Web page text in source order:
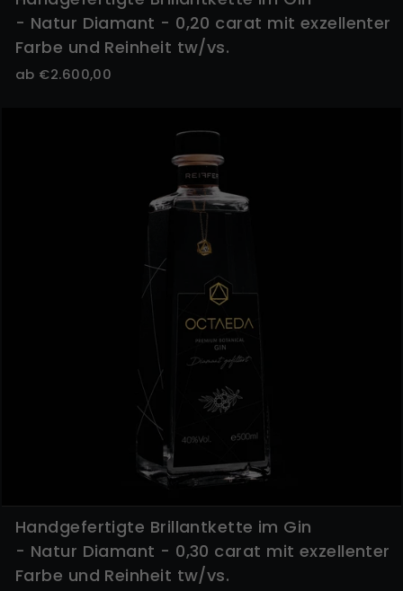
- Natur Diamant - 0,20 carat mit exzellenter
Farbe und Reinheit tw/vs.
ab €2.600,00
Handgefertigte Brillantkette im Gin
- Natur Diamant - 0,30 carat mit exzellenter
Farbe und Reinheit tw/vs.